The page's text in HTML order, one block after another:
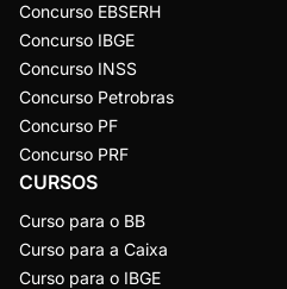
Concurso EBSERH
Concurso IBGE
Concurso INSS
Concurso Petrobras
Concurso PF
Concurso PRF
CURSOS
Curso para o BB
Curso para a Caixa
Curso para o IBGE